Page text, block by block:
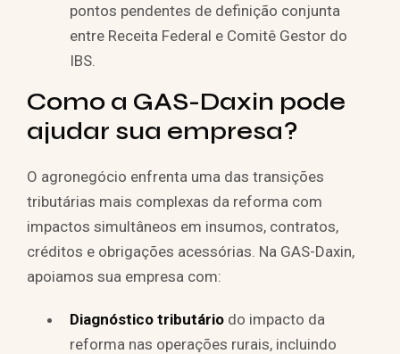
pontos pendentes de definição conjunta
entre Receita Federal e Comitê Gestor do
IBS.
Como a GAS-Daxin pode
ajudar sua empresa?
O agronegócio enfrenta uma das transições
tributárias mais complexas da reforma com
impactos simultâneos em insumos, contratos,
créditos e obrigações acessórias. Na GAS-Daxin,
apoiamos sua empresa com:
Diagnóstico tributário do impacto da
reforma nas operações rurais, incluindo